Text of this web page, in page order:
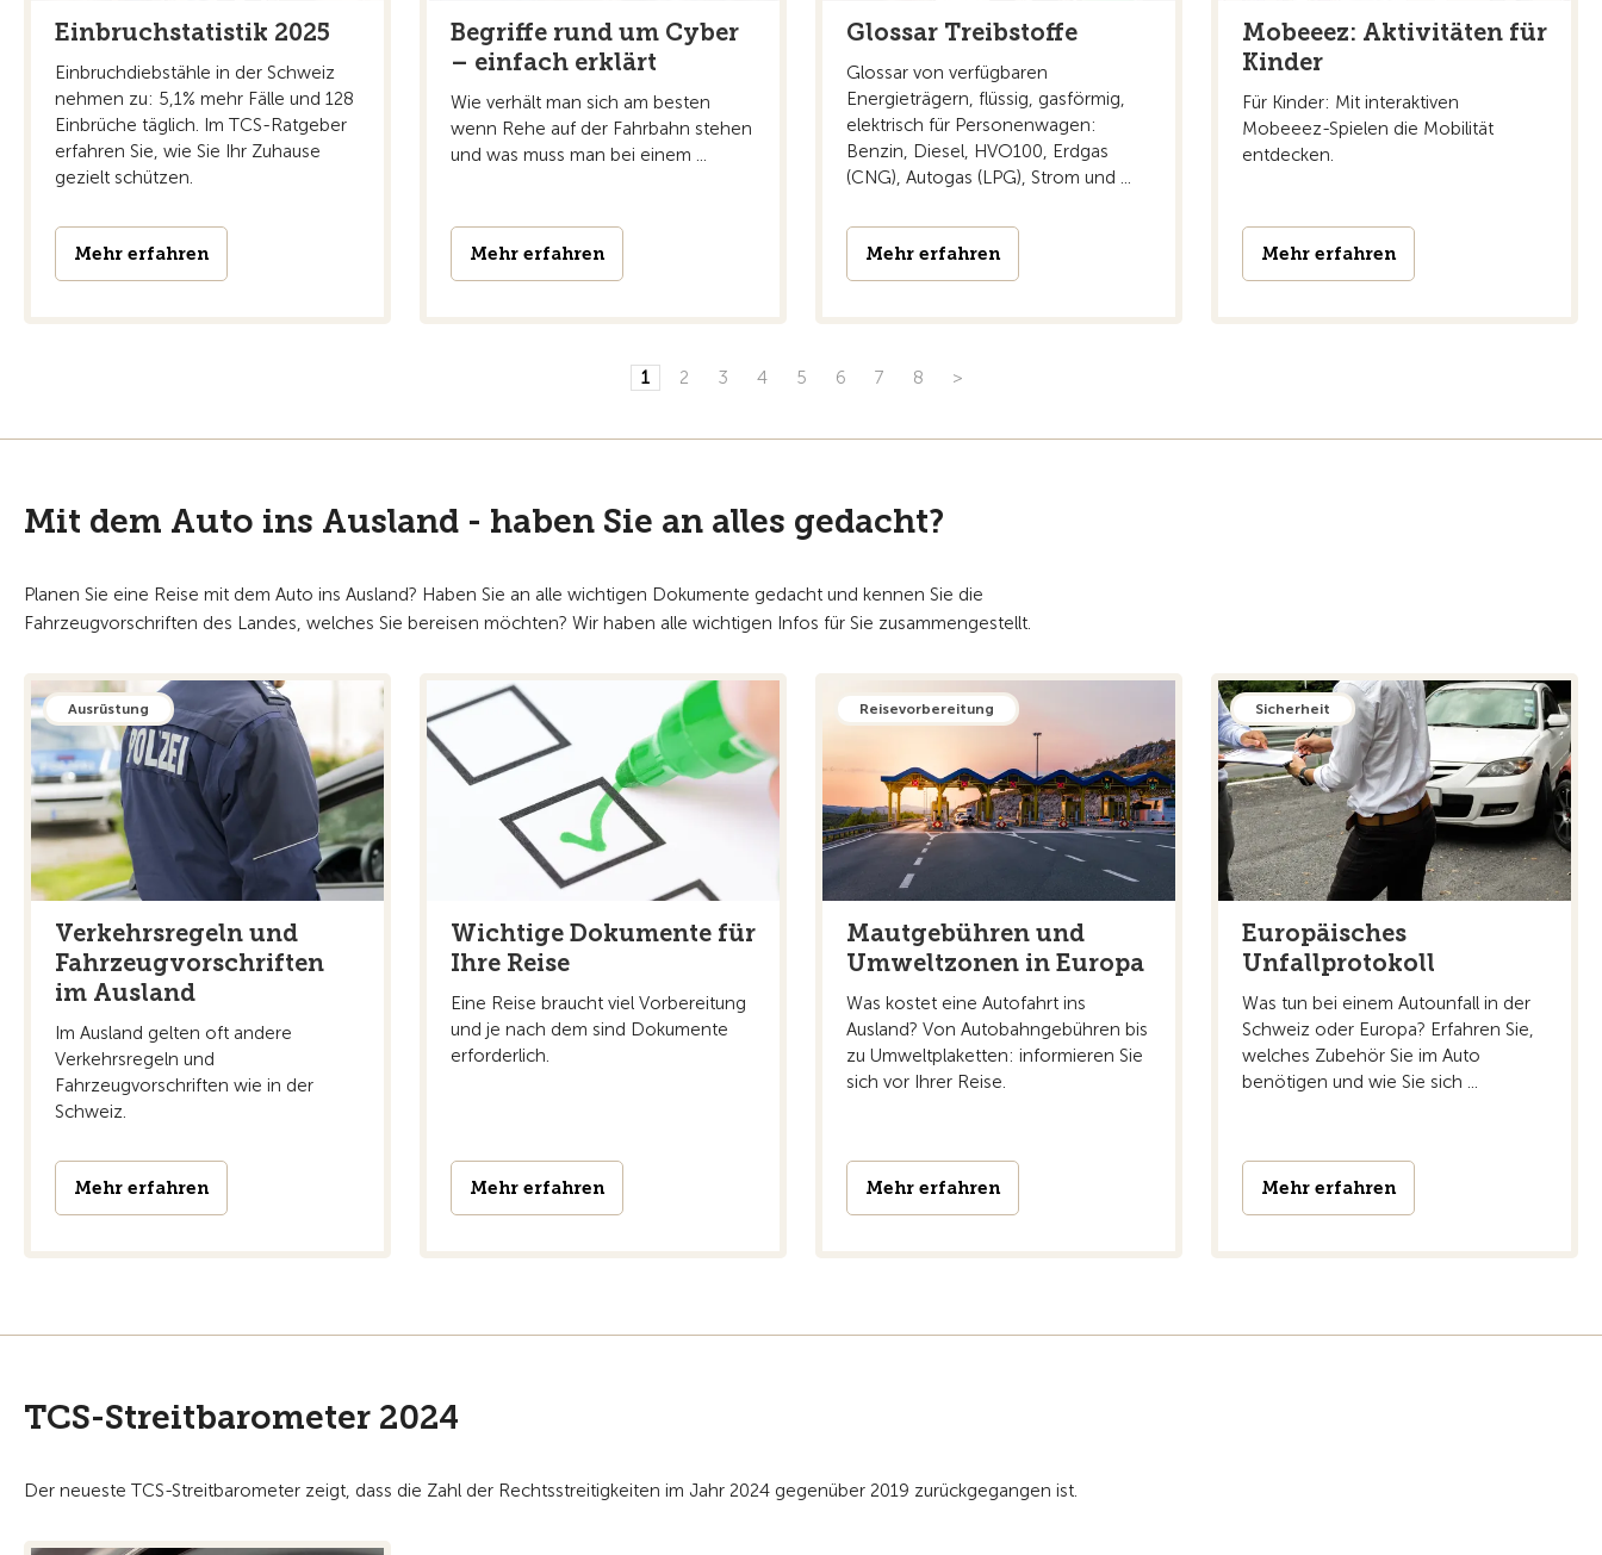
Einbruchstatistik 2025
Einbruchdiebstähle in der Schweiz
nehmen zu: 5,1% mehr Fälle und 128
Einbrüche täglich. Im TCS-Ratgeber
erfahren Sie, wie Sie Ihr Zuhause
gezielt schützen.
Mehr erfahren
Begriffe rund um Cyber
– einfach erklärt
Wie verhält man sich am besten
wenn Rehe auf der Fahrbahn stehen
und was muss man bei einem ...
Mehr erfahren
Glossar Treibstoffe
Glossar von verfügbaren
Energieträgern, flüssig, gasförmig,
elektrisch für Personenwagen:
Benzin, Diesel, HVO100, Erdgas
(CNG), Autogas (LPG), Strom und ...
Mehr erfahren
Mobeeez: Aktivitäten für
Kinder
Für Kinder: Mit interaktiven
Mobeeez-Spielen die Mobilität
entdecken.
Mehr erfahren
1 2 3 4 5 6 7 8 >
Mit dem Auto ins Ausland - haben Sie an alles gedacht?
Planen Sie eine Reise mit dem Auto ins Ausland? Haben Sie an alle wichtigen Dokumente gedacht und kennen Sie die
Fahrzeugvorschriften des Landes, welches Sie bereisen möchten? Wir haben alle wichtigen Infos für Sie zusammengestellt.
Ausrüstung
Verkehrsregeln und
Fahrzeugvorschriften
im Ausland
Im Ausland gelten oft andere
Verkehrsregeln und
Fahrzeugvorschriften wie in der
Schweiz.
Mehr erfahren
Wichtige Dokumente für
Ihre Reise
Eine Reise braucht viel Vorbereitung
und je nach dem sind Dokumente
erforderlich.
Mehr erfahren
Reisevorbereitung
Mautgebühren und
Umweltzonen in Europa
Was kostet eine Autofahrt ins
Ausland? Von Autobahngebühren bis
zu Umweltplaketten: informieren Sie
sich vor Ihrer Reise.
Mehr erfahren
Sicherheit
Europäisches
Unfallprotokoll
Was tun bei einem Autounfall in der
Schweiz oder Europa? Erfahren Sie,
welches Zubehör Sie im Auto
benötigen und wie Sie sich ...
Mehr erfahren
TCS-Streitbarometer 2024
Der neueste TCS-Streitbarometer zeigt, dass die Zahl der Rechtsstreitigkeiten im Jahr 2024 gegenüber 2019 zurückgegangen ist.